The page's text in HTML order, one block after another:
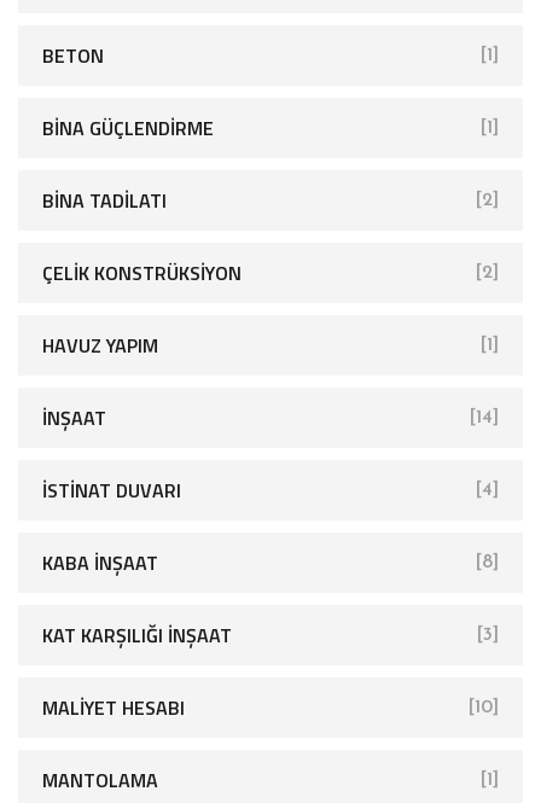
BETON [1]
BINA GÜÇLENDIRME [1]
BINA TADILATI [2]
ÇELIK KONSTRÜKSIYON [2]
HAVUZ YAPIM [1]
İNŞAAT [14]
İSTINAT DUVARI [4]
KABA İNŞAAT [8]
KAT KARŞILIĞI İNŞAAT [3]
MALIYET HESABI [10]
MANTOLAMA [1]